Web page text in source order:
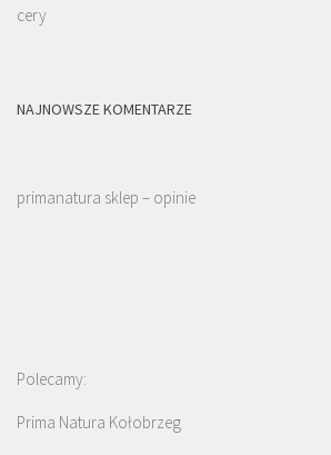
cery
NAJNOWSZE KOMENTARZE
primanatura sklep – opinie
Polecamy:
Prima Natura Kołobrzeg